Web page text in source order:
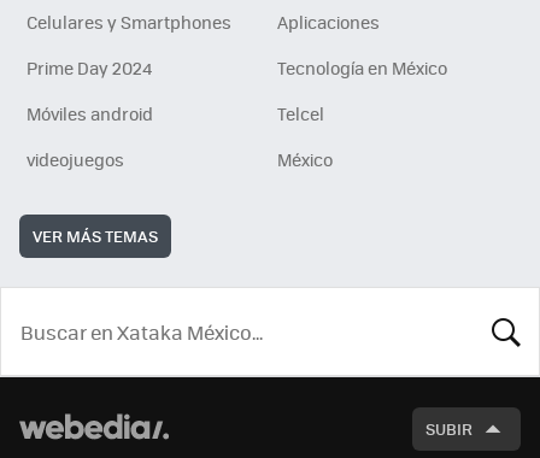
Celulares y Smartphones
Aplicaciones
Prime Day 2024
Tecnología en México
Móviles android
Telcel
videojuegos
México
VER MÁS TEMAS
SUBIR